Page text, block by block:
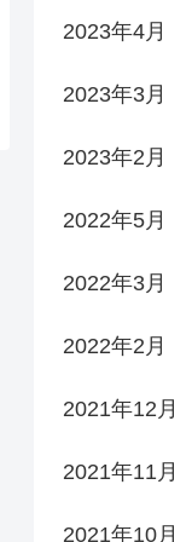
2023年4月
2023年3月
2023年2月
2022年5月
2022年3月
2022年2月
2021年12月
2021年11月
2021年10月